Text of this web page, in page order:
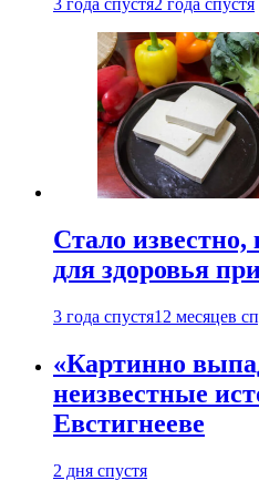
3 года спустя2 года спустя
Стало
для здоровья
3 года спустя12 месяцев
«Картинно
неизвестные
Евстигнееве
2 дня спустя